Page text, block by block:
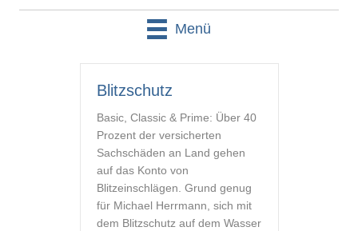
Menü
Blitzschutz
Basic, Classic & Prime: Über 40
Prozent der versicherten
Sachschäden an Land gehen
auf das Konto von
Blitzeinschlägen. Grund genug
für Michael Herrmann, sich mit
dem Blitzschutz auf dem Wasser